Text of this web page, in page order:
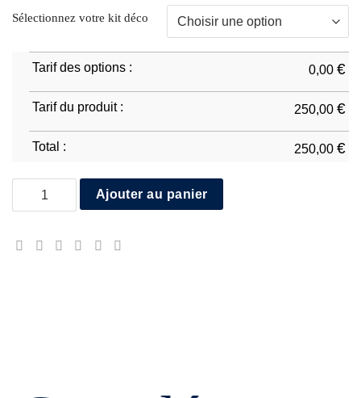
Sélectionnez votre kit déco
Tarif des options : 0,00 €
Tarif du produit : 250,00 €
Total : 250,00 €
quantité de Ducati Panigale 1199 D1
Ajouter au panier